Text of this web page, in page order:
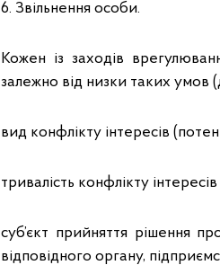
6. Звільнення особи.
Кожен із заходів
залежно від низки таких умов
вид конфлікту інтересів
тривалість конфлікту
суб’єкт прийняття рішення
відповідного органу,